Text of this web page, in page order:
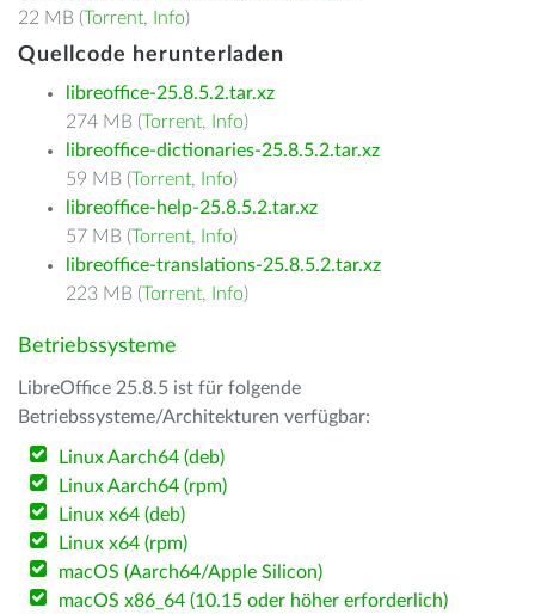
22 MB (Torrent, Info)
Quellcode herunterladen
libreoffice-25.8.5.2.tar.xz
274 MB (Torrent, Info)
libreoffice-dictionaries-25.8.5.2.tar.xz
59 MB (Torrent, Info)
libreoffice-help-25.8.5.2.tar.xz
57 MB (Torrent, Info)
libreoffice-translations-25.8.5.2.tar.xz
223 MB (Torrent, Info)
Betriebssysteme
LibreOffice 25.8.5 ist für folgende
Betriebssysteme/Architekturen verfügbar:
Linux Aarch64 (deb)
Linux Aarch64 (rpm)
Linux x64 (deb)
Linux x64 (rpm)
macOS (Aarch64/Apple Silicon)
macOS x86_64 (10.15 oder höher erforderlich)